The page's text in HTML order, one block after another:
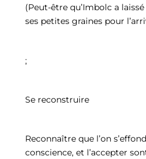
(Peut-être qu’Imbolc a
ses petites graines pour
;
Se reconstruire
Reconnaître que l’on
conscience, et l’accepter